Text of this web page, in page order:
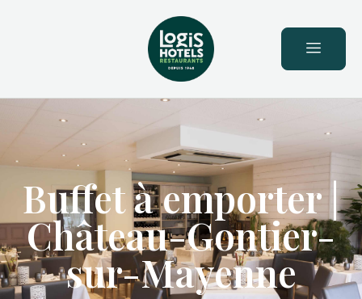
Buffet à emporter |
Château-Gontier-
sur-Mayenne